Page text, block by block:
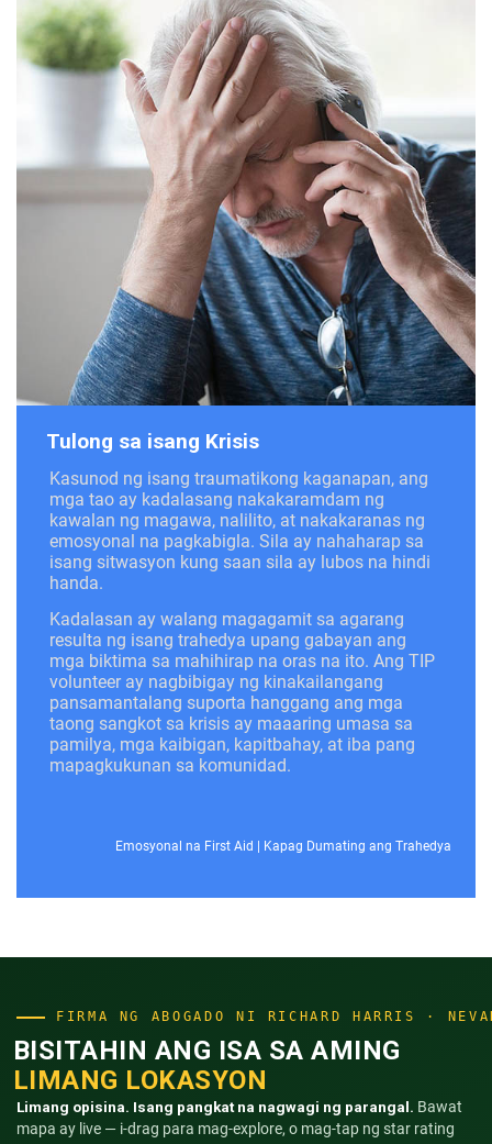
Tulong sa isang Krisis
Kasunod ng isang traumatikong kaganapan, ang
mga tao ay kadalasang nakakaramdam ng
kawalan ng magawa, nalilito, at nakakaranas ng
emosyonal na pagkabigla. Sila ay nahaharap sa
isang sitwasyon kung saan sila ay lubos na hindi
handa.
Kadalasan ay walang magagamit sa agarang
resulta ng isang trahedya upang gabayan ang
mga biktima sa mahihirap na oras na ito. Ang TIP
volunteer ay nagbibigay ng kinakailangang
pansamantalang suporta hanggang ang mga
taong sangkot sa krisis ay maaaring umasa sa
pamilya, mga kaibigan, kapitbahay, at iba pang
mapagkukunan sa komunidad.
Emosyonal na First Aid Kapag Dumating ang Trahedya
FIRMA NG ABOGADO NI RICHARD HARRIS ·
BISITAHIN ANG ISA SA AMING
LIMANG LOKASYON
Limang opisina. Isang pangkat na nagwagi ng parangal. Bawat
mapa ay live — i-drag para mag-explore, o mag-tap ng star rating